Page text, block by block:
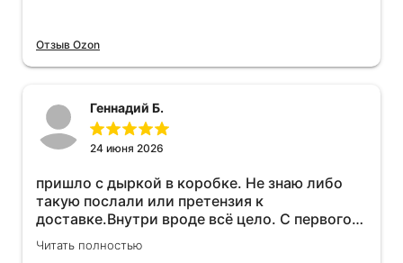
Отзыв Ozon
Геннадий Б.
24 июня 2026
пришло с дыркой в коробке. Не знаю либо
такую послали или претензия к
доставке.Внутри вроде всё цело. С первого
раза установить не получается не знаю
может интернет дурит. Четыре звёзды за
Читать полностью